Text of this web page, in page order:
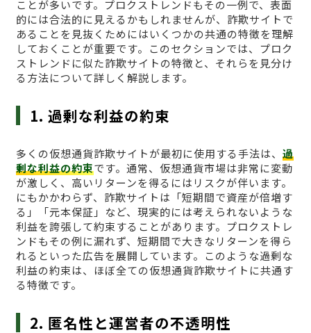
ことが多いです。プロクストレンドもその一例で、表面
的には合法的に見えるかもしれませんが、詐欺サイトで
あることを見抜くためにはいくつかの共通の特徴を理解
しておくことが重要です。このセクションでは、プロク
ストレンドに似た詐欺サイトの特徴と、それらを見分け
る方法について詳しく解説します。
1. 過剰な利益の約束
多くの仮想通貨詐欺サイトが最初に使用する手法は、 過
剰な利益の約束です。通常、仮想通貨市場は非常に変動
が激しく、高いリターンを得るにはリスクが伴います。
にもかかわらず、詐欺サイトは「短期間で資産が倍増す
る」「元本保証」など、現実的には考えられないような
利益を誇張して約束することがあります。プロクストレ
ンドもその例に漏れず、短期間で大きなリターンを得ら
れるといった広告を展開しています。このような過剰な
利益の約束は、ほぼ全ての仮想通貨詐欺サイトに共通す
る特徴です。
2. 匿名性と運営者の不透明性